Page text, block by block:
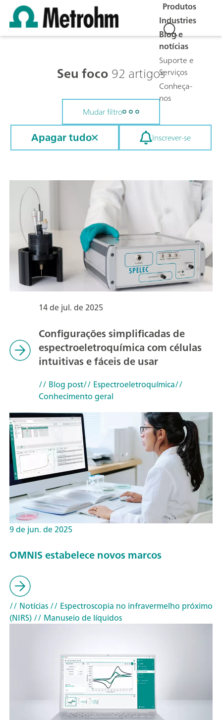
Produtos
Industries
Blog e
notícias
Suporte e
Serviços
Conheça-
nos
Seu foco92 artigos
Mudar filtro
Apagar tudo Inscrever-se
14 de jul. de 2025
Configurações simplificadas de
espectroeletroquímica com células
intuitivas e fáceis de usar
// Blog post// Espectroeletroquímica//
Conhecimento geral
9 de jun. de 2025
OMNIS estabelece novos marcos
// Notícias// Espectroscopia no infravermelho próximo
(NIRS)// Manuseio de líquidos